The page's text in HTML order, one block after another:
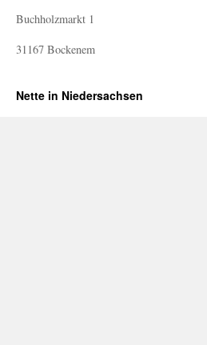
Buchholzmarkt 1
31167 Bockenem
Nette in Niedersachsen